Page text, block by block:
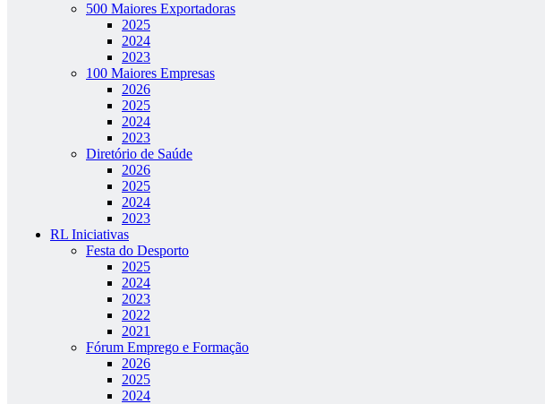
500 Maiores Exportadoras
2025
2024
2023
100 Maiores Empresas
2026
2025
2024
2023
Diretório de Saúde
2026
2025
2024
2023
RL Iniciativas
Festa do Desporto
2025
2024
2023
2022
2021
Fórum Emprego e Formação
2026
2025
2024